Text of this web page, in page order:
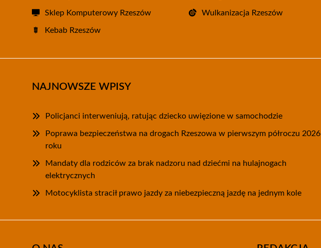
Sklep Komputerowy Rzeszów Wulkanizacja Rzeszów
Kebab Rzeszów
NAJNOWSZE WPISY
Policjanci interweniują, ratując dziecko uwięzione w samochodzie
Poprawa bezpieczeństwa na drogach Rzeszowa w pierwszym półroczu 2026
roku
Mandaty dla rodziców za brak nadzoru nad dziećmi na hulajnogach
elektrycznych
Motocyklista stracił prawo jazdy za niebezpieczną jazdę na jednym kole